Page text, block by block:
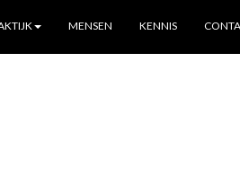
MENSEN KENNIS